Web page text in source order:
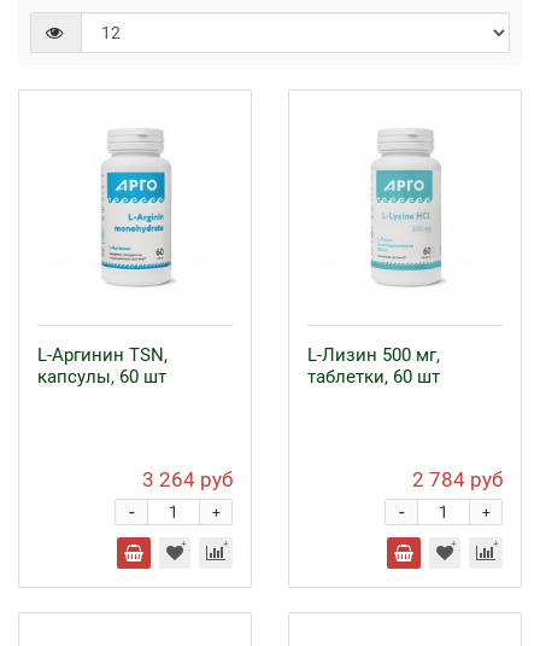
L-Аргинин TSN,
капсулы, 60 шт
3 264 руб
+
-
L-Лизин 500 мг,
таблетки, 60 шт
2 784 руб
+
-